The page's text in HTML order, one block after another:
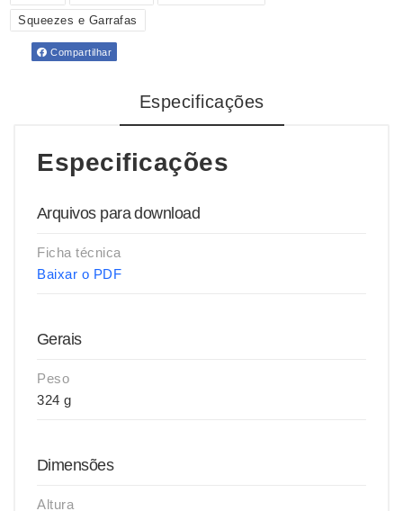
Squeezes e Garrafas
Compartilhar
Especificações
Especificações
Arquivos para download
Ficha técnica
Baixar o PDF
Gerais
Peso
324 g
Dimensões
Altura